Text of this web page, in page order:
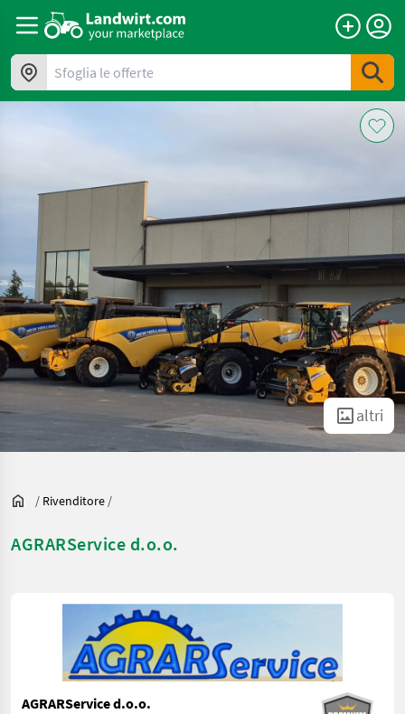
Sfoglia le offerte
altri
/ Rivenditore /
AGRARService d.o.o.
AGRARService d.o.o.